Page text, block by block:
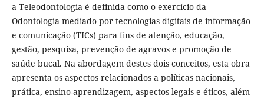
a Teleodontologia é definida como o exercício da
Odontologia mediado por tecnologias digitais de informação
e comunicação (TICs) para fins de atenção, educação,
gestão, pesquisa, prevenção de agravos e promoção de
saúde bucal. Na abordagem destes dois conceitos, esta obra
apresenta os aspectos relacionados a políticas nacionais,
prática, ensino-aprendizagem, aspectos legais e éticos, além